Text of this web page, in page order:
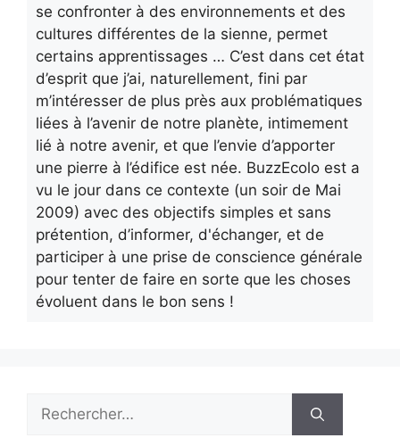
se confronter à des environnements et des
cultures différentes de la sienne, permet
certains apprentissages … C’est dans cet état
d’esprit que j’ai, naturellement, fini par
m’intéresser de plus près aux problématiques
liées à l’avenir de notre planète, intimement
lié à notre avenir, et que l’envie d’apporter
une pierre à l’édifice est née. BuzzEcolo est a
vu le jour dans ce contexte (un soir de Mai
2009) avec des objectifs simples et sans
prétention, d’informer, d'échanger, et de
participer à une prise de conscience générale
pour tenter de faire en sorte que les choses
évoluent dans le bon sens !
Rechercher :